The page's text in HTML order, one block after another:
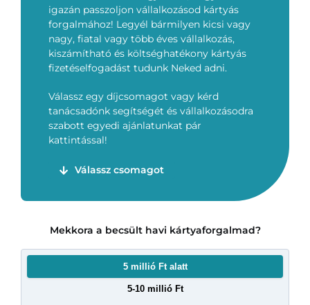
igazán passzoljon vállalkozásod kártyás
forgalmához! Legyél bármilyen kicsi vagy
nagy, fiatal vagy több éves vállalkozás,
kiszámítható és költséghatékony kártyás
fizetéselfogadást tudunk Neked adni.
Válassz egy díjcsomagot vagy kérd
tanácsadónk segítségét és vállalkozásodra
szabott egyedi ajánlatunkat pár
kattintással!
Válassz csomagot
Mekkora a becsült havi kártyaforgalmad?
5 millió Ft alatt
5-10 millió Ft